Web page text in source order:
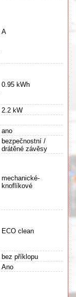
A
0.95 kWh
2.2 kW
ano
bezpečnostní /
drátěné závěsy
mechanické-
knoflíkové
ECO clean
bez příklopu
Ano